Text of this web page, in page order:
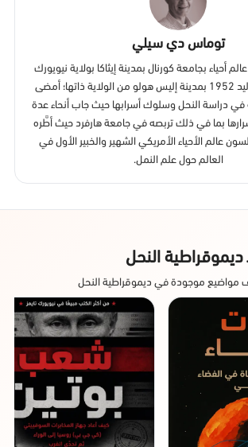
توماس دي سيلي
أحياء بجامعة كورنال بمدينة إيثاكا بولاية نيويورك
الأمريكية، من مواليد 1952 بمدينة إليس هولو من الولاية ذاتها؛ أمضى
دراسة النحل وسلوك أسرابها حيث جاب أنحاء عدة
بما في ذلك تربصه في جامعة هارفرد حيث أطَّره
عالم الأحياء الأمريكي الشهير والخبير الأول في
العالم حول علم النمل.
النحل
موجودة في ديموقراطية النحل